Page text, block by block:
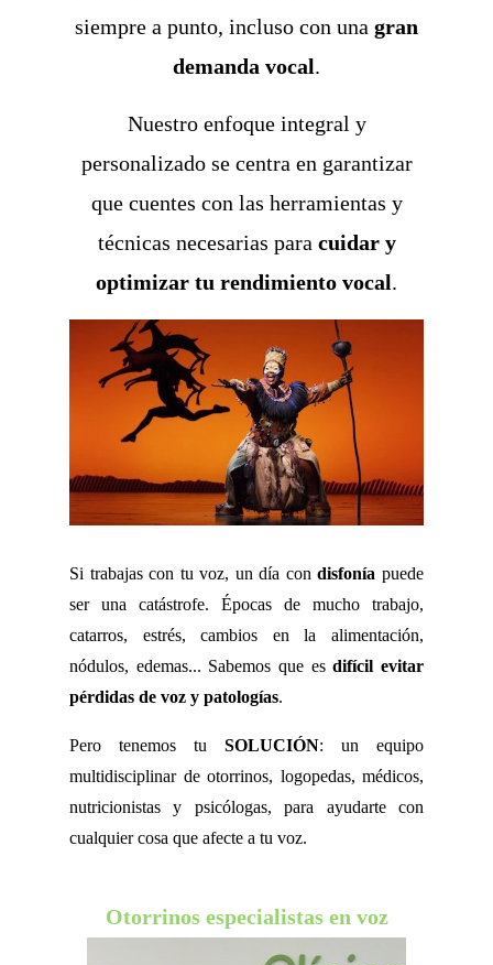
siempre a punto, incluso con una gran
demanda vocal.
Nuestro enfoque integral y
personalizado se centra en garantizar
que cuentes con las herramientas y
técnicas necesarias para cuidar y
optimizar tu rendimiento vocal.
Si trabajas con tu voz, un día condisfonía puede
ser una catástrofe. Épocas de mucho trabajo,
catarros, estrés, cambios en la alimentación,
nódulos, edemas... Sabemos que esdifícil evitar
pérdidas de voz y patologías.
Pero tenemos tu SOLUCIÓN: un equipo
multidisciplinar de otorrinos, logopedas, médicos,
nutricionistas y psicólogas, para ayudarte con
cualquier cosa que afecte a tu voz.
Otorrinos especialistas en voz